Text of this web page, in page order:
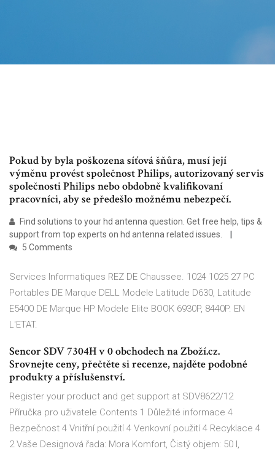
Pokud by byla poškozena síťová šňůra, musí její
výměnu provést společnost Philips, autorizovaný servis
společnosti Philips nebo obdobně kvalifikovaní
pracovníci, aby se předešlo možnému nebezpečí.
Find solutions to your hd antenna question. Get free help, tips &
support from top experts on hd antenna related issues.
5 Comments
Services Informatiques REZ DE Chaussee. 1024 1025 27 PC
Portables DE Marque DELL Modele Latitude D630, Latitude
E5400 DE Marque HP Modele Elite BOOK 6930P, 8440P. EN
L'ETAT.
Sencor SDV 7304H v 0 obchodech na Zboží.cz.
Srovnejte ceny, přečtěte si recenze, najděte podobné
produkty a příslušenství.
Register your product and get support at SDV8622/12
Příručka pro uživatele Contents 1 Důležité informace 4
Bezpečnost 4 Vnitřní použití 4 Venkovní použití 4 Recyklace 4
2 Vaše Designová řada: Mora Komfort, Čistý objem: 50 l,